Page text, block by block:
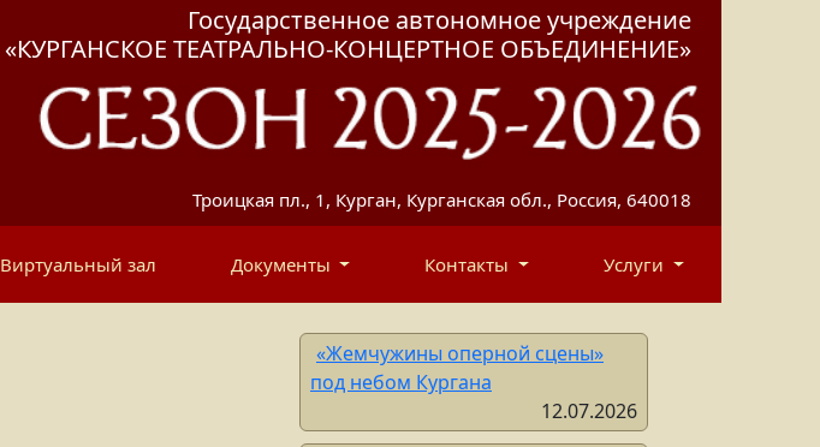
Государственное автономное учреждение
«КУРГАНСКОЕ ТЕАТРАЛЬНО-КОНЦЕРТНОЕ ОБЪЕДИНЕНИЕ»
Троицкая пл., 1, Курган, Курганская обл., Россия, 640018
Виртуальный зал Документы Контакты Услуги
«Жемчужины оперной сцены»
под небом Кургана
12.07.2026